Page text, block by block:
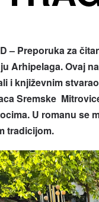
– Preporuka za
Arhipelaga. Ovaj
i književnim
Sremske
U romanu se
tradicijom.